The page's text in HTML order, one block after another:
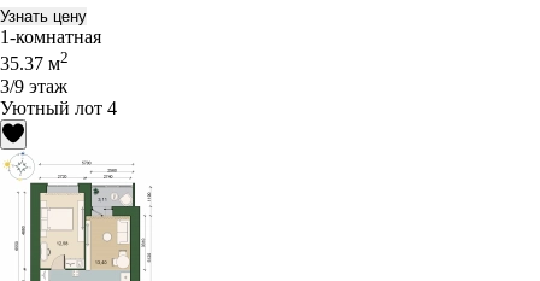
Узнать цену
1-комнатная
35.37 м2
3/9 этаж
Уютный лот 4